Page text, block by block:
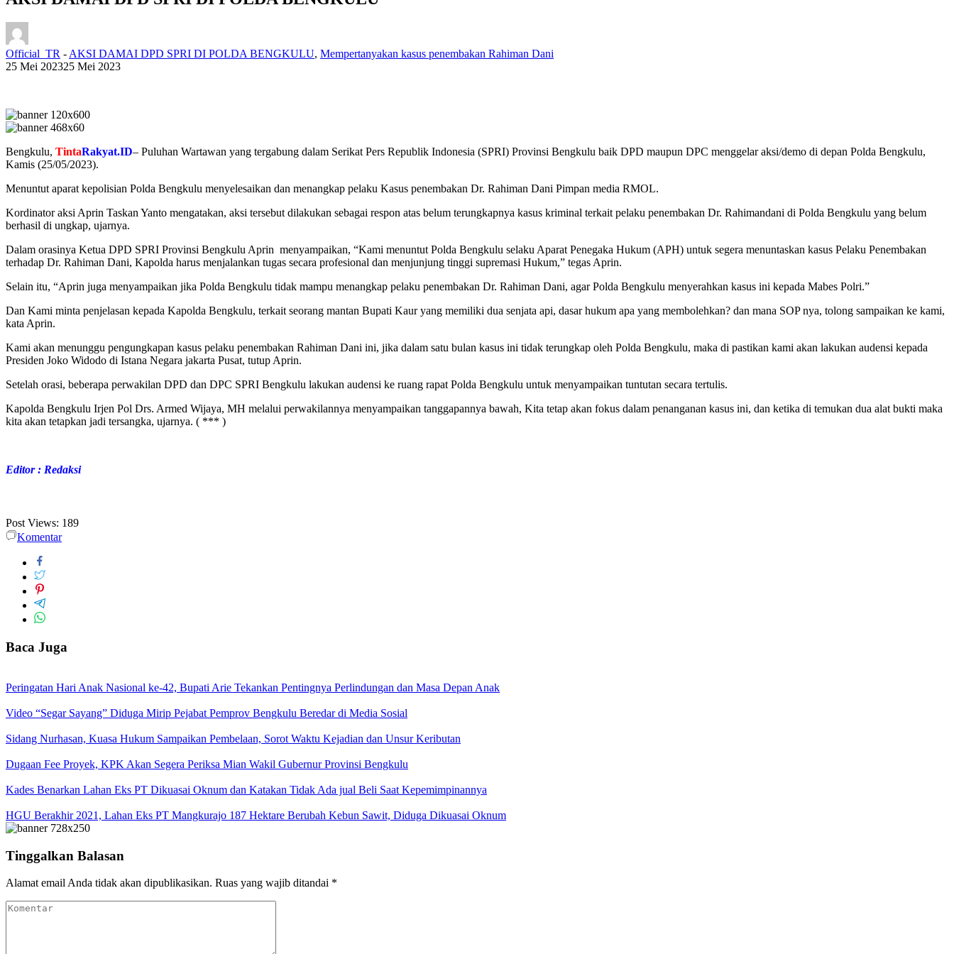
Official_TR -AKSI DAMAI DPD SPRI DI POLDA BENGKULU, Mempertanyakan kasus penembakan Rahiman Dani
25 Mei 202325 Mei 2023
Bengkulu, TintaRakyat.ID– Puluhan Wartawan yang tergabung dalam Serikat Pers Republik Indonesia (SPRI) Provinsi Bengkulu baik DPD maupun DPC menggelar aksi/demo di depan Polda Bengkulu,
Kamis (25/05/2023).
Menuntut aparat kepolisian Polda Bengkulu menyelesaikan dan menangkap pelaku Kasus penembakan Dr. Rahiman Dani Pimpan media RMOL.
Kordinator aksi Aprin Taskan Yanto mengatakan, aksi tersebut dilakukan sebagai respon atas belum terungkapnya kasus kriminal terkait pelaku penembakan Dr. Rahimandani di Polda Bengkulu yang belum
berhasil di ungkap, ujarnya.
Dalam orasinya Ketua DPD SPRI Provinsi Bengkulu Aprin menyampaikan, “Kami menuntut Polda Bengkulu selaku Aparat Penegaka Hukum (APH) untuk segera menuntaskan kasus Pelaku Penembakan
terhadap Dr. Rahiman Dani, Kapolda harus menjalankan tugas secara profesional dan menjunjung tinggi supremasi Hukum,” tegas Aprin.
Selain itu, “Aprin juga menyampaikan jika Polda Bengkulu tidak mampu menangkap pelaku penembakan Dr. Rahiman Dani, agar Polda Bengkulu menyerahkan kasus ini kepada Mabes Polri.”
Dan Kami minta penjelasan kepada Kapolda Bengkulu, terkait seorang mantan Bupati Kaur yang memiliki dua senjata api, dasar hukum apa yang membolehkan? dan mana SOP nya, tolong sampaikan ke kami,
kata Aprin.
Kami akan menunggu pengungkapan kasus pelaku penembakan Rahiman Dani ini, jika dalam satu bulan kasus ini tidak terungkap oleh Polda Bengkulu, maka di pastikan kami akan lakukan audensi kepada
Presiden Joko Widodo di Istana Negara jakarta Pusat, tutup Aprin.
Setelah orasi, beberapa perwakilan DPD dan DPC SPRI Bengkulu lakukan audensi ke ruang rapat Polda Bengkulu untuk menyampaikan tuntutan secara tertulis.
Kapolda Bengkulu Irjen Pol Drs. Armed Wijaya, MH melalui perwakilannya menyampaikan tanggapannya bawah, Kita tetap akan fokus dalam penanganan kasus ini, dan ketika di temukan dua alat bukti maka
kita akan tetapkan jadi tersangka, ujarnya. ( *** )
Editor : Redaksi
Post Views: 189
Komentar
Baca Juga
Peringatan Hari Anak Nasional ke-42, Bupati Arie Tekankan Pentingnya Perlindungan dan Masa Depan Anak
Video “Segar Sayang” Diduga Mirip Pejabat Pemprov Bengkulu Beredar di Media Sosial
Sidang Nurhasan, Kuasa Hukum Sampaikan Pembelaan, Sorot Waktu Kejadian dan Unsur Keributan
Dugaan Fee Proyek, KPK Akan Segera Periksa Mian Wakil Gubernur Provinsi Bengkulu
Kades Benarkan Lahan Eks PT Dikuasai Oknum dan Katakan Tidak Ada jual Beli Saat Kepemimpinannya
HGU Berakhir 2021, Lahan Eks PT Mangkurajo 187 Hektare Berubah Kebun Sawit, Diduga Dikuasai Oknum
Tinggalkan Balasan
Alamat email Anda tidak akan dipublikasikan. Ruas yang wajib ditandai *